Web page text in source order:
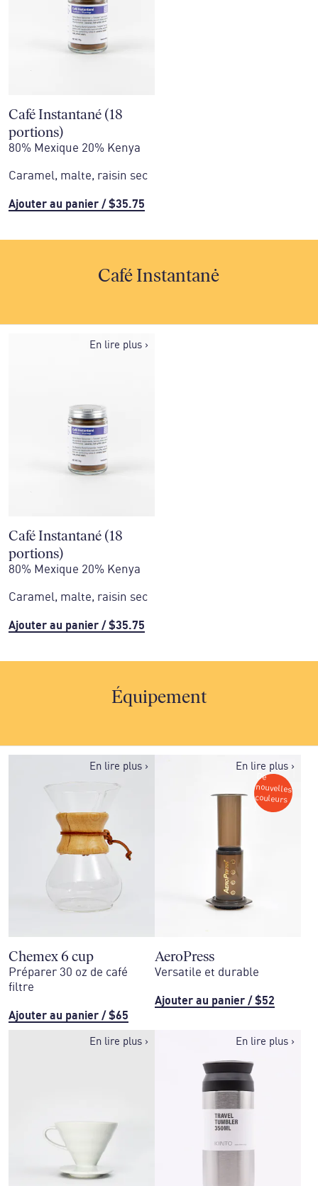
Café Instantané (18
portions)
80% Mexique 20% Kenya
Caramel, malte, raisin sec
Ajouter au panier / $35.75
Café Instantanė
En lire plus ›
Café Instantané (18
portions)
80% Mexique 20% Kenya
Caramel, malte, raisin sec
Ajouter au panier / $35.75
Équipement
En lire plus ›
Chemex 6 cup
Préparer 30 oz de café
filtre
Ajouter au panier / $65
De
nouvelles
couleurs
En lire plus ›
AeroPress
Versatile et durable
Ajouter au panier / $52
En lire plus › En lire plus ›